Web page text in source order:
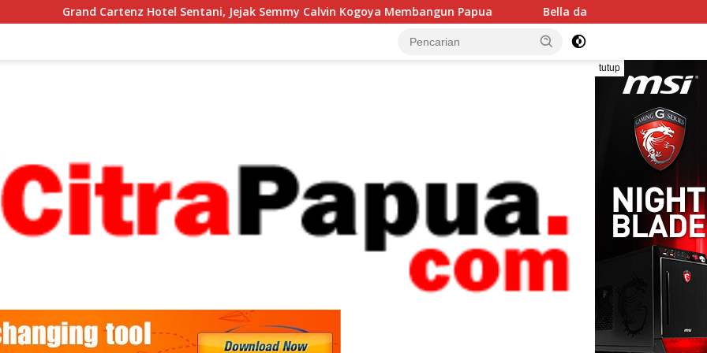
Hotel Sentani, Jejak Semmy Calvin Kogoya Membangun Papua Bella dan Fera, Dua Putri Papua yang Meniti Karier
tutup